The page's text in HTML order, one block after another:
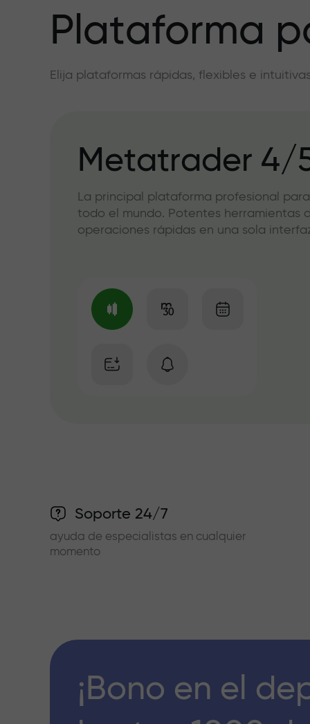
Plataforma
Elija plataformas rápidas, flexibles e
Metatrader 4/
La principal plataforma profesional
todo el mundo. Potentes herramientas
operaciones rápidas en una sola
Soporte 24/7
ayuda de especialistas en cualquier
momento
¡Bono en el